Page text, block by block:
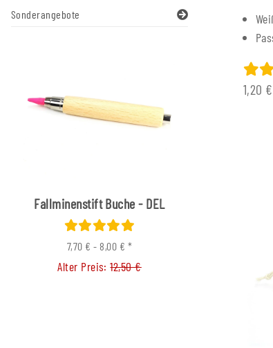
1,20
Sonderangebote
Fallminenstift Buche - DEL
7,70 € - 8,00 € *
Alter Preis:12,50 €
Füller
Alter